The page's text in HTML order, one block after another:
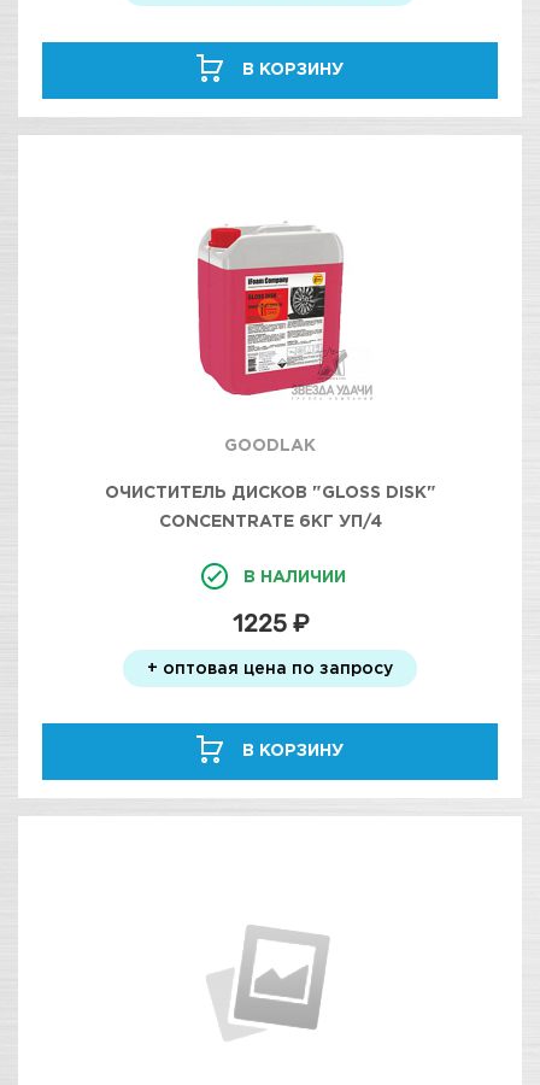
В КОРЗИНУ
GOODLAK
ОЧИСТИТЕЛЬ ДИСКОВ "GLOSS DISK"
CONCENTRATE 6КГ УП/4
В НАЛИЧИИ
1225 ₽
+ оптовая цена по запросу
В КОРЗИНУ